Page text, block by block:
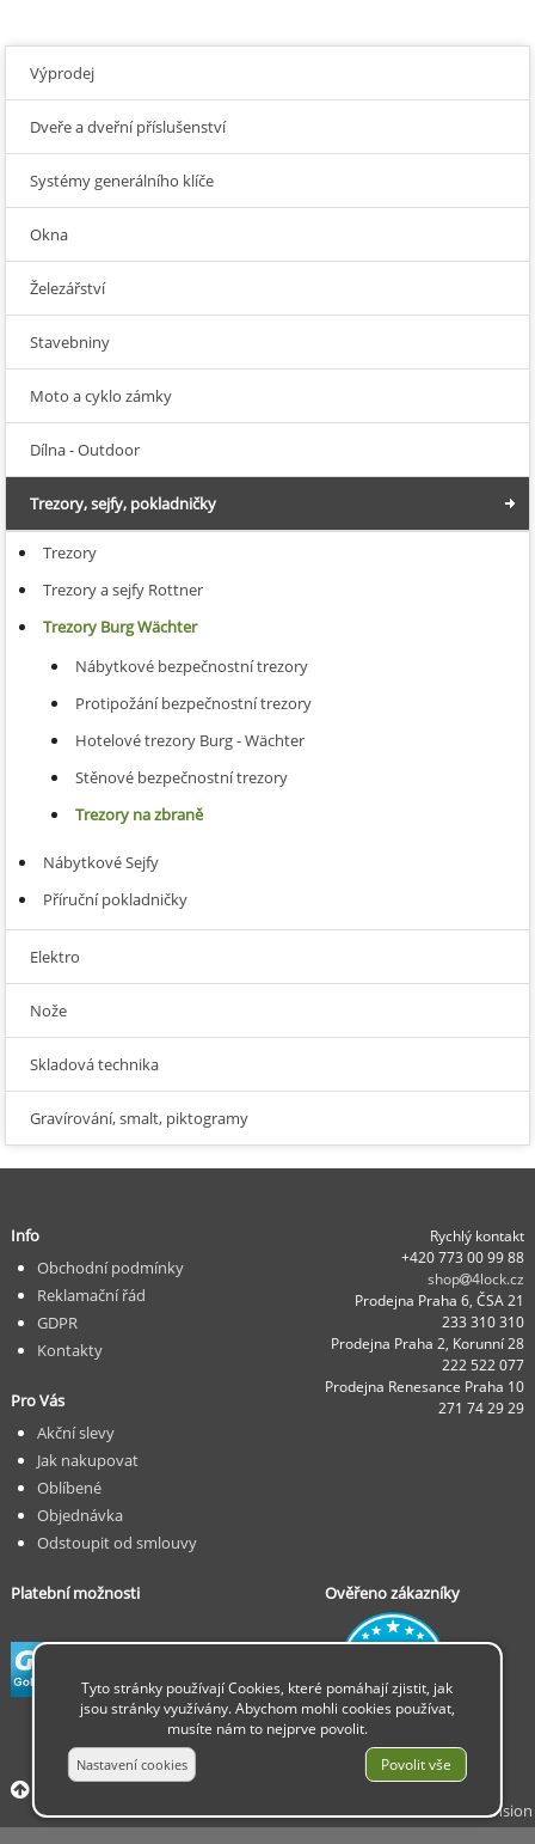
Výprodej
Dveře a dveřní příslušenství
Systémy generálního klíče
Okna
Železářství
Stavebniny
Moto a cyklo zámky
Dílna - Outdoor
Trezory, sejfy, pokladničky
Trezory
Trezory a sejfy Rottner
Trezory Burg Wächter
Nábytkové bezpečnostní trezory
Protipožání bezpečnostní trezory
Hotelové trezory Burg - Wächter
Stěnové bezpečnostní trezory
Trezory na zbraně
Nábytkové Sejfy
Příruční pokladničky
Elektro
Nože
Skladová technika
Gravírování, smalt, piktogramy
Rychlý kontakt
+420 773 00 99 88
shop
4lock.cz
Prodejna Praha 6, ČSA 21
233 310 310
Prodejna Praha 2, Korunní 28
222 522 077
Prodejna Renesance Praha 10
271 74 29 29
Info
Obchodní podmínky
Reklamační řád
GDPR
Kontakty
Pro Vás
Akční slevy
Jak nakupovat
Oblíbené
Objednávka
Odstoupit od smlouvy
Platební možnosti Ověřeno zákazníky
© 2026 Insion
Tyto stránky používají Cookies, které pomáhají zjistit, jak
jsou stránky využívány. Abychom mohli cookies používat,
musíte nám to nejprve povolit.